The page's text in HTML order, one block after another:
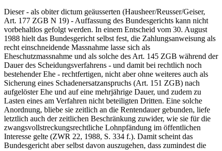
Dieser - als obiter dictum geäusserten (Hausheer/Reusser/Geiser,
Art. 177 ZGB N 19) - Auffassung des Bundesgerichts kann nicht
vorbehaltlos gefolgt werden. In einem Entscheid vom 30. August
1988 hielt das Bundesgericht selbst fest, die Zahlungsanweisung als
recht einschneidende Massnahme lasse sich als
Eheschutzmassnahme und als solche des Art. 145 ZGB während der
Dauer des Scheidungsverfahrens - und damit bei rechtlich noch
bestehender Ehe - rechtfertigen, nicht aber ohne weiteres auch als
Sicherung eines Schadenersatzanspruchs (Art. 151 ZGB) nach
aufgelöster Ehe und auf eine mehrjährige Dauer, und zudem zu
Lasten eines am Verfahren nicht beteiligten Dritten. Eine solche
Anordnung, bliebe sie zeitlich an die Rentendauer gebunden, liefe
letztlich auch der zeitlichen Beschränkung zuwider, wie sie für die
zwangsvollstreckungsrechtliche Lohnpfändung im öffentlichen
Interesse gelte (ZWR 22, 1988, S. 334 f.). Damit scheint das
Bundesgericht aber selbst davon auszugehen, dass zumindest die